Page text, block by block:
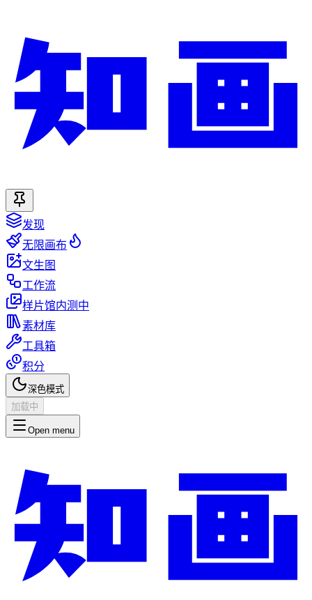
发现
无限画布
文生图
工作流
样片馆内测中
素材库
工具箱
积分
深色模式
加载中
Open menu